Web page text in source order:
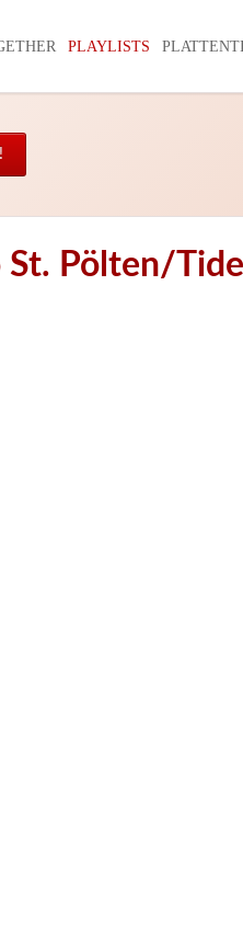
PLAYLISTS
Pölten/